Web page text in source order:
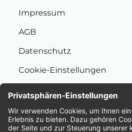
Impressum
AGB
Datenschutz
Cookie-Einstellungen
Bewertungen